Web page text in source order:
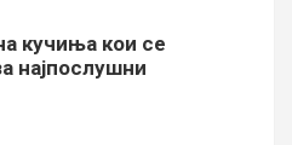
кучиња кои се
најпослушни